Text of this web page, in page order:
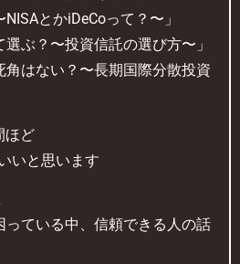
とかiDeCoって？〜」
選ぶ？〜投資信託の選び方〜」
角はない？〜長期国際分散投資
ほど
いと思います
っている中、信頼できる人の話